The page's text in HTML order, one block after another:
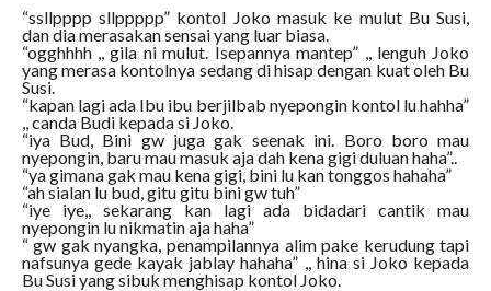
“ssllpppp sllppppp” kontol Joko masuk ke mulut Bu Susi,
dan dia merasakan sensai yang luar biasa.
“ogghhhh ,, gila ni mulut. Isepannya mantep” ,, lenguh Joko
yang merasa kontolnya sedang di hisap dengan kuat oleh Bu
Susi.
“kapan lagi ada Ibu ibu berjilbab nyepongin kontol lu hahha”
,, canda Budi kepada si Joko.
“iya Bud, Bini gw juga gak seenak ini. Boro boro mau
nyepongin, baru mau masuk aja dah kena gigi duluan haha”..
“ya gimana gak mau kena gigi, bini lu kan tonggos hahaha”
“ah sialan lu bud, gitu gitu bini gw tuh”
“iye iye,, sekarang kan lagi ada bidadari cantik mau
nyepongin lu nikmatin aja haha”
“ gw gak nyangka, penampilannya alim pake kerudung tapi
nafsunya gede kayak jablay hahaha” ,, hina si Joko kepada
Bu Susi yang sibuk menghisap kontol Joko.